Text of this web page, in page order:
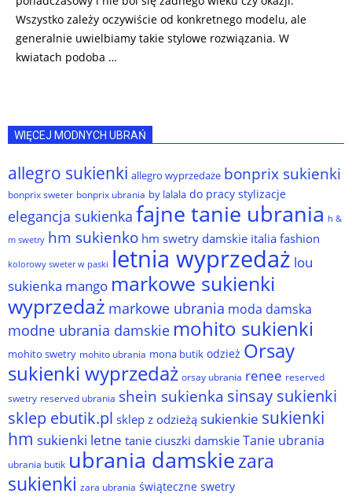
Wszystko zależy oczywiście od konkretnego modelu, ale
generalnie uwielbiamy takie stylowe rozwiązania. W
kwiatach podoba …
WIĘCEJ MODNYCH UBRAŃ
allegro sukienki allegro wyprzedaże bonprix sukienki
bonprix sweter bonprix ubrania by lalala do pracy stylizacje
elegancja sukienka fajne tanie ubrania h &
m swetry hm sukienko hm swetry damskie italia fashion
kolorowy sweter w paski letnia wyprzedaż lou
sukienka mango markowe sukienki
wyprzedaż markowe ubrania moda damska
modne ubrania damskie mohito sukienki
mohito swetry mohito ubrania mona butik odzież Orsay
sukienki wyprzedaż orsay ubrania renee reserved
swetry reserved ubrania shein sukienka sinsay sukienki
sklep ebutik.pl sklep z odzieżą sukienkie sukienki
hm sukienki letne tanie ciuszki damskie Tanie ubrania
ubrania butik ubrania damskiezara
sukienki zara ubrania świąteczne swetry